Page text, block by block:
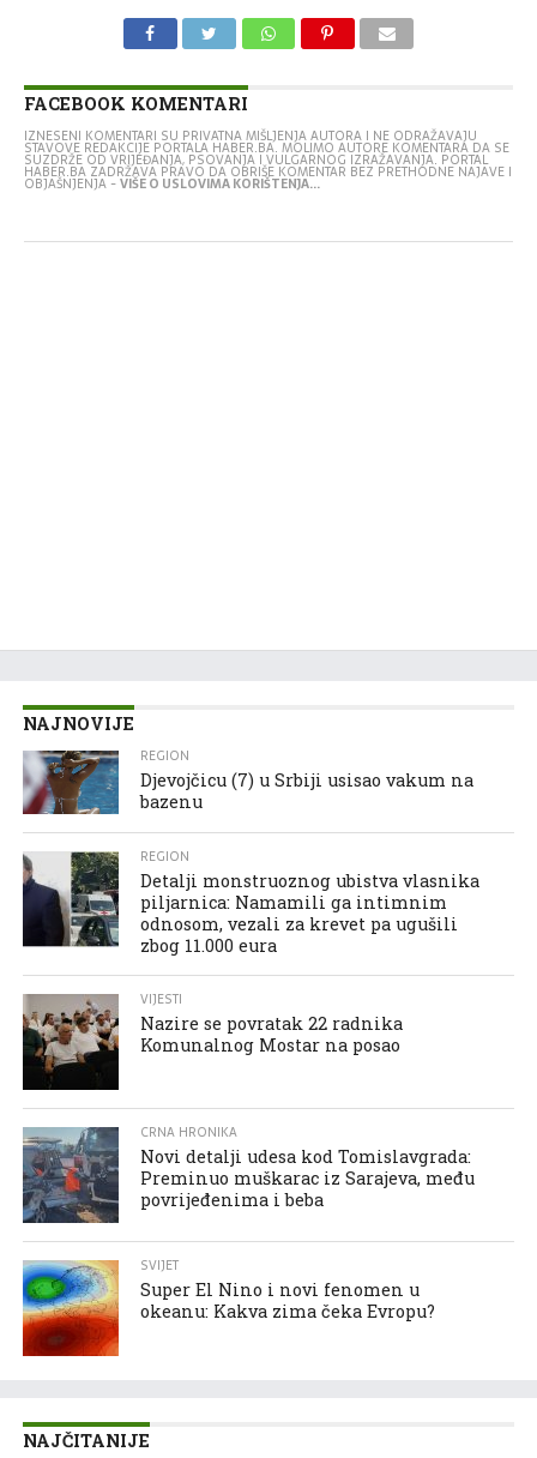
FACEBOOK KOMENTARI
IZNESENI KOMENTARI SU PRIVATNA MIŠLJENJA AUTORA I NE ODRAŽAVAJU
STAVOVE REDAKCIJE PORTALA HABER.BA. MOLIMO AUTORE KOMENTARA DA SE
SUZDRŽE OD VRIJEĐANJA, PSOVANJA I VULGARNOG IZRAŽAVANJA. PORTAL
HABER.BA ZADRŽAVA PRAVO DA OBRIŠE KOMENTAR BEZ PRETHODNE NAJAVE I
OBJAŠNJENJA -VIŠE O USLOVIMA KORIŠTENJA...
NAJNOVIJE
REGION
Djevojčicu (7) u Srbiji usisao vakum na
bazenu
REGION
Detalji monstruoznog ubistva vlasnika
piljarnica: Namamili ga intimnim
odnosom, vezali za krevet pa ugušili
zbog 11.000 eura
VIJESTI
Nazire se povratak 22 radnika
Komunalnog Mostar na posao
CRNA HRONIKA
Novi detalji udesa kod Tomislavgrada:
Preminuo muškarac iz Sarajeva, među
povrijeđenima i beba
SVIJET
Super El Nino i novi fenomen u
okeanu: Kakva zima čeka Evropu?
NAJČITANIJE